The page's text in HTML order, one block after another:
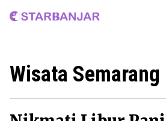
Home
Wisata Semarang